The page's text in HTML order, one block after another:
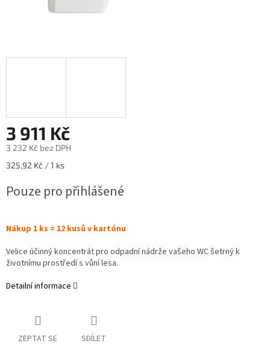
3 911 Kč
3 232 Kč bez DPH
Měrná
325,92 Kč / 1 ks
Pouze pro přihlášené
Nákup 1 ks = 12 kusů v kartónu
Velice účinný koncentrát pro odpadní nádrže vašeho WC šetrný k
životnímu prostředí s vůní lesa.
Detailní informace
ZEPTAT SE SDÍLET